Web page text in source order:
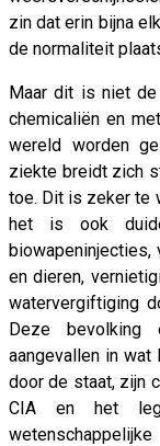
zin dat erin bijna
de normaliteit
Maar dit is niet
chemicaliën en
wereld worden
ziekte breidt zich
toe. Dit is zeker te
het is ook
en dieren,
watervergiftiging
Deze bevolking
aangevallen in
door de staat, zijn
CIA en het